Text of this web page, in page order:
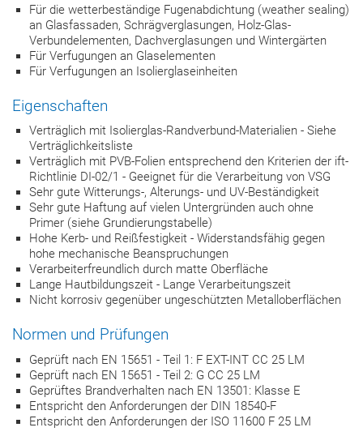
Für die wetterbeständige Fugenabdichtung (weather sealing)
an Glasfassaden, Schrägverglasungen, Holz-Glas-
Verbundelementen, Dachverglasungen und Wintergärten
Für Verfugungen an Glaselementen
Für Verfugungen an Isolierglaseinheiten
Eigenschaften
Verträglich mit Isolierglas-Randverbund-Materialien - Siehe
Verträglichkeitsliste
Verträglich mit PVB-Folien entsprechend den Kriterien der ift-
Richtlinie DI-02/1 - Geeignet für die Verarbeitung von VSG
Sehr gute Witterungs-, Alterungs- und UV-Beständigkeit
Sehr gute Haftung auf vielen Untergründen auch ohne
Primer (siehe Grundierungstabelle)
Hohe Kerb- und Reißfestigkeit - Widerstandsfähig gegen
hohe mechanische Beanspruchungen
Verarbeiterfreundlich durch matte Oberfläche
Lange Hautbildungszeit - Lange Verarbeitungszeit
Nicht korrosiv gegenüber ungeschützten Metalloberflächen
Normen und Prüfungen
Geprüft nach EN 15651 - Teil 1: F EXT-INT CC 25 LM
Geprüft nach EN 15651 - Teil 2: G CC 25 LM
Geprüftes Brandverhalten nach EN 13501: Klasse E
Entspricht den Anforderungen der DIN 18540-F
Entspricht den Anforderungen der ISO 11600 F 25 LM